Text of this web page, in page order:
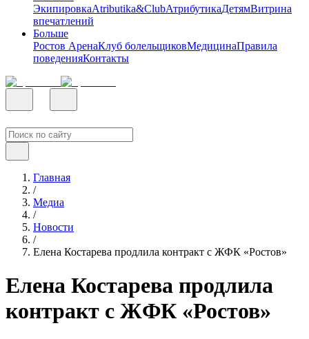
ЭкипировкаAtributika&ClubАтрибутикаДетямВитрина
впечатлений
Больше
Ростов АренаКлуб болельщиковМедицинаПравила
поведенияКонтакты
Главная
/
Медиа
/
Новости
/
Елена Костарева продлила контракт с ЖФК «Ростов»
Елена Костарева продлила
контракт с ЖФК «Ростов»